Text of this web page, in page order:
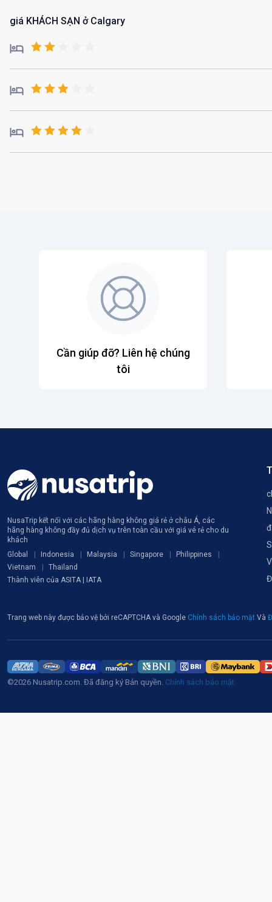
giá KHÁCH SẠN ở Calgary
Cần giúp đỡ? Liên hệ chúng
tôi
NusaTrip kết nối với các hãng hàng không giá rẻ ở châu Á, các
hãng hàng không đầy đủ dịch vụ trên toàn cầu với giá vé rẻ cho du
khách
Global
Indonesia Malaysia Singapore
Philippines
Vietnam
Thailand
Thành viên của ASITA | IATA
Trang web này được bảo vệ bởi reCAPTCHA và Google Chính sách bảo mật Và
©2026 Nusatrip.com. Đã đăng ký Bản quyền. Chính sách bảo mật